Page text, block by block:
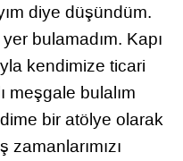
diye düşündüm.
bulamadım. Kapı
kendimize ticari
meşgale bulalım
bir atölye olarak